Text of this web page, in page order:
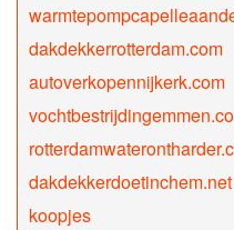
dakdekkerrotterdam.com
autoverkopennijkerk.com
dakdekkerdoetinchem.net
koopjes